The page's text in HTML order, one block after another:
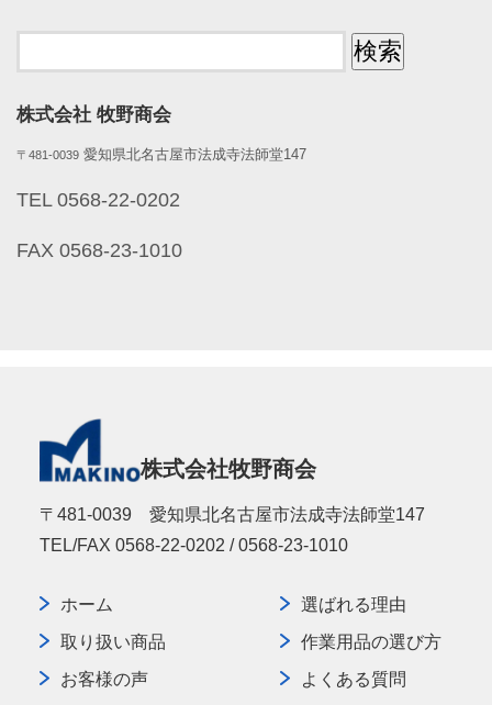
株式会社 牧野商会
〒481-0039 愛知県北名古屋市法成寺法師堂147
TEL 0568-22-0202
FAX 0568-23-1010
株式会社牧野商会
〒481-0039 愛知県北名古屋市法成寺法師堂147
TEL/FAX 0568-22-0202 / 0568-23-1010
ホーム
選ばれる理由
取り扱い商品
作業用品の選び方
お客様の声
よくある質問